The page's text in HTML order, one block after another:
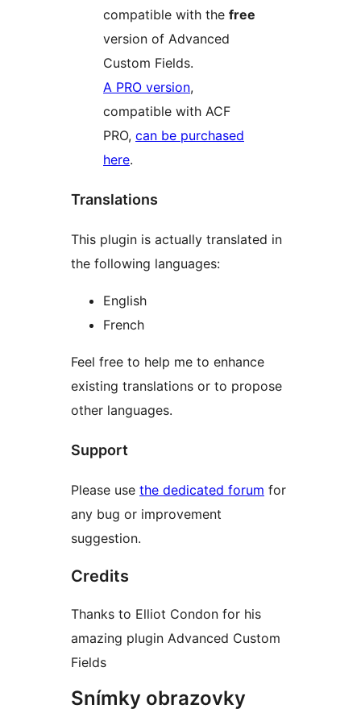
compatible with the free
version of Advanced
Custom Fields.
A PRO version,
compatible with ACF
PRO, can be purchased
here.
Translations
This plugin is actually translated in
the following languages:
English
French
Feel free to help me to enhance
existing translations or to propose
other languages.
Support
Please use the dedicated forum for
any bug or improvement
suggestion.
Credits
Thanks to Elliot Condon for his
amazing plugin Advanced Custom
Fields
Snímky obrazovky